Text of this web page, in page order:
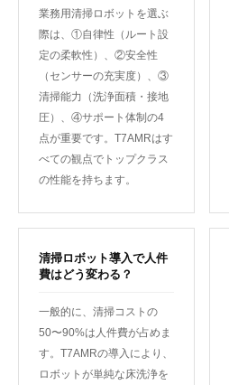
業務用清掃ロボットを選ぶ
際は、①自律性（ルート設
定の柔軟性）、②安全性
（センサーの充実度）、③
清掃能力（洗浄面積・接地
圧）、④サポート体制の4
点が重要です。T7AMRはす
べての観点でトップクラス
の性能を持ちます。
清掃ロボット導入で人件
費はどう変わる？
一般的に、清掃コストの
50〜90%は人件費が占めま
す。T7AMRの導入により、
ロボットが単純な床洗浄を